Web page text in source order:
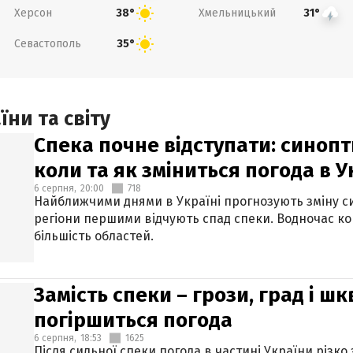
Херсон 38° Хмельницький 31°
Севастополь 35°
та світу
Спека почне відступати:
коли та як зміниться погода в
6 серпня, 20:00 718
Найближчими днями в Україні прогнозують зміну
регіони першими відчують спад спеки. Водночас
більшість областей.
Замість спеки – грози, град і
погіршиться погода
6 серпня, 18:53 1625